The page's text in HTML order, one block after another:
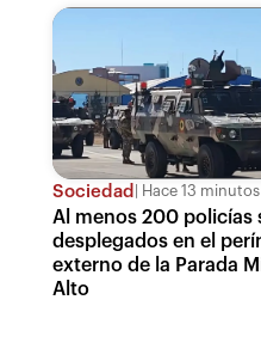
Sociedad Hace 13 minutos
Al menos 200 policías
desplegados en el
externo de la Parada
Alto